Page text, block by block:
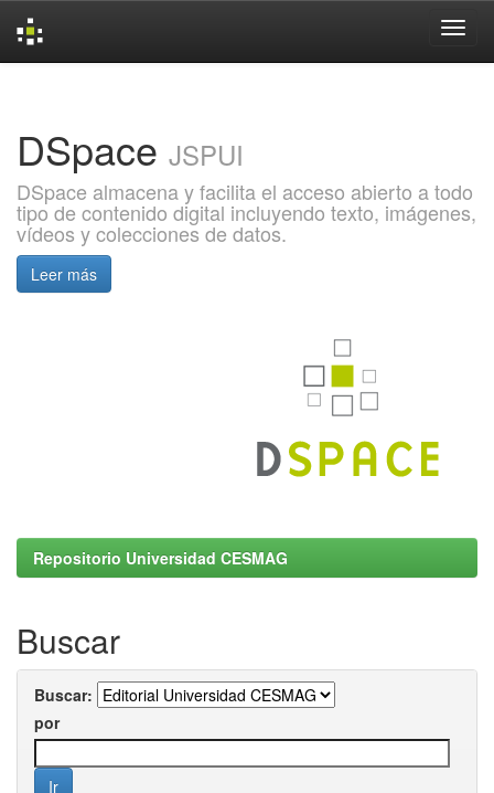
DSpace JSPUI
DSpace almacena y facilita el acceso abierto a todo
tipo de contenido digital incluyendo texto, imágenes,
vídeos y colecciones de datos.
Leer más
Repositorio Universidad CESMAG
Buscar
Buscar:
por